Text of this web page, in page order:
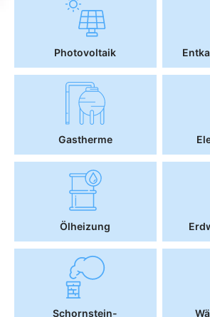
Photovoltaik
Gastherme
Ölheizung
Schornstein-